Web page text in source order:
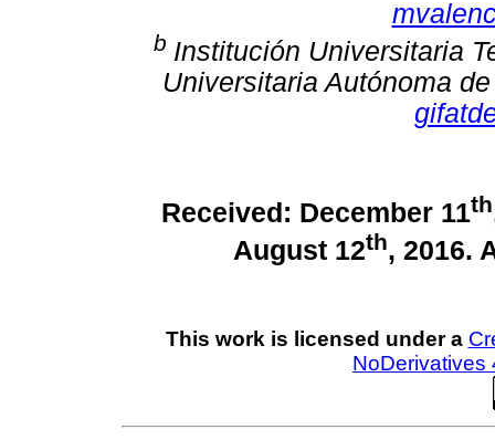
b Institución Universitaria
Universitaria Autónoma
Received: December 11th
August 12th, 2016.
This work is licensed under a
NoDerivatives